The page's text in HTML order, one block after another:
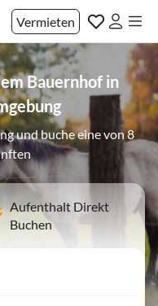
Vermieten
Bauernhof in
und buche eine von 8
Aufenthalt Direkt
Buchen